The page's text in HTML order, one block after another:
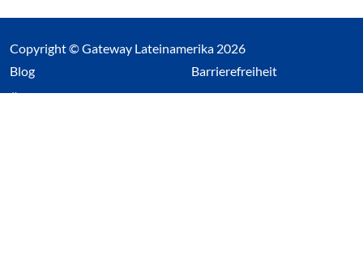
Copyright © Gateway Lateinamerika 2026
Blog(Link öffnet einen neuen Tab)
Über uns
Barrierefreiheit
Impressum